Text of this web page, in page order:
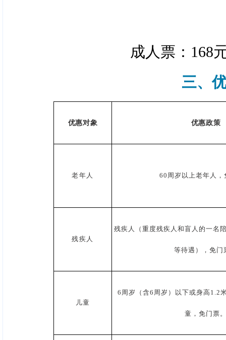
成人票：168
三、
优惠对象 优惠政策
老年人 60周岁以上老年人，
残疾人
残疾人（重度残疾人和盲人的一名
等待遇），免门
儿童
6周岁（含6周岁）以下或身高1.2
童，免门票